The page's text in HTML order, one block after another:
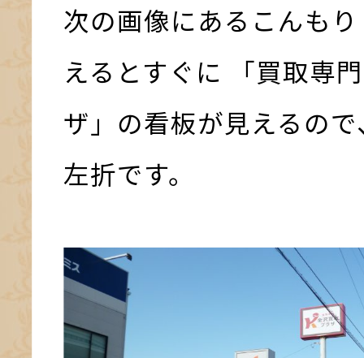
次の画像にあるこんも
えるとすぐに 「買取専
ザ」の看板が見えるの
左折です。